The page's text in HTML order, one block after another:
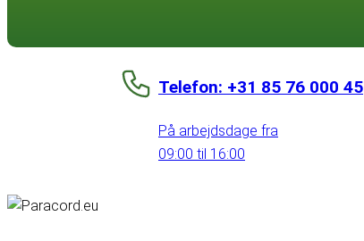
Telefon: +31 85 76 000 45
På arbejdsdage fra
09:00 til 16:00